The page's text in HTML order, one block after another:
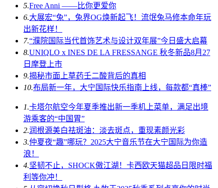
5.Free Anni ——比你更爱你
6.大展宏“兔”，兔界OG焕新起飞！流氓兔马修本命年玩
出新花样！
7.“濮院国际当代首饰艺术与设计双年展”今日盛大启幕
8.UNIQLO x INES DE LA FRESSANGE 秋冬新品8月27
日摩登上市
9.揭秘市面上草药壬二酸背后的真相
10.布局新一年，大宁国际快乐指南上线，每款都“真棒”
1.卡塔尔航空今年夏季推出新一季机上菜单，满足出境
游乘客的“中国胃”
2.润根源美白祛斑油：淡去斑点，重现素颜光彩
3.仲夏夜“趣”哪玩？2025大宁音乐节在大宁国际为你造
浪！
4.坚韧不止，SHOCK傲江湖！卡西欧天猫超品日限时福
利等你冲！